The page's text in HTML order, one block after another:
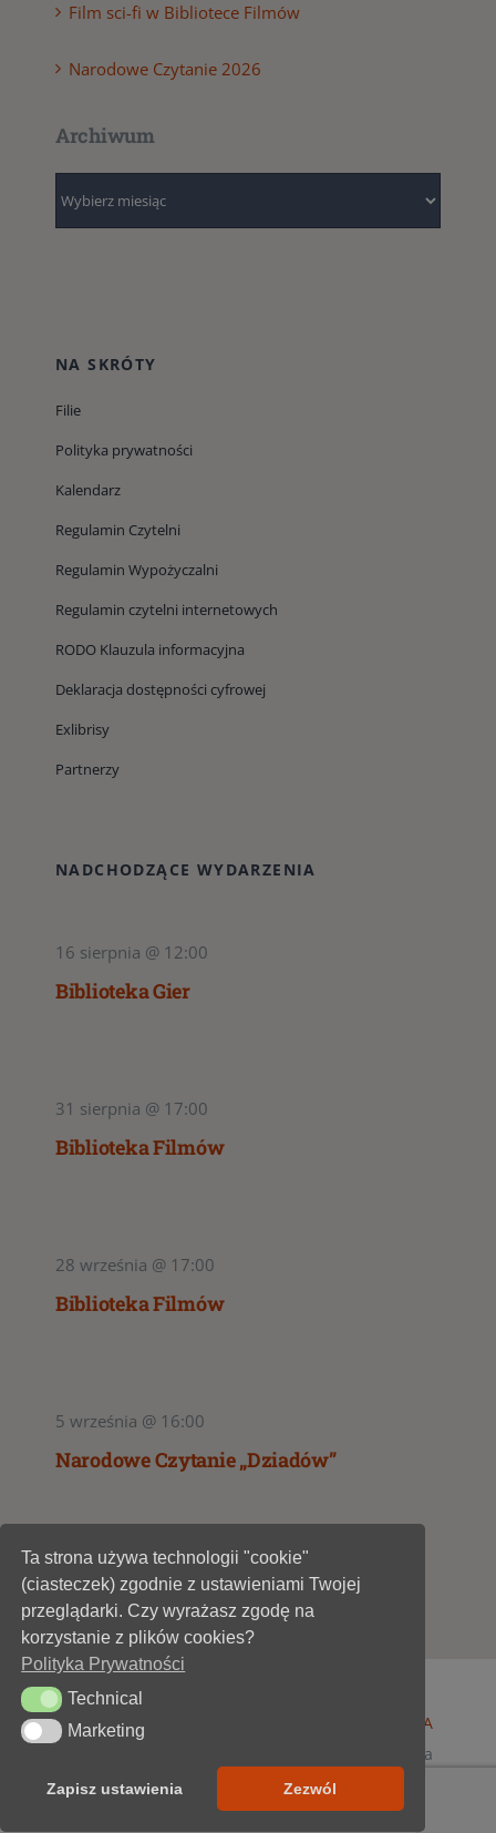
Film sci-fi w Bibliotece Filmów
Narodowe Czytanie 2026
Archiwum
NA SKRÓTY
Filie
Polityka prywatności
Kalendarz
Regulamin Czytelni
Regulamin Wypożyczalni
Regulamin czytelni internetowych
RODO Klauzula informacyjna
Deklaracja dostępności cyfrowej
Exlibrisy
Partnerzy
NADCHODZĄCE WYDARZENIA
16 sierpnia @ 12:00
Biblioteka Gier
31 sierpnia @ 17:00
Biblioteka Filmów
28 września @ 17:00
Biblioteka Filmów
5 września @ 16:00
Narodowe Czytanie „Dziadów”
1
© 1947 - 2026 •
Miejska Biblioteka Publiczna im. A
• wszelkie prawa
zastrzeżone • projekt i realizacjaSOKÓŁ-IT
Ta strona używa technologii "cookie"
(ciasteczek) zgodnie z ustawieniami Twojej
przeglądarki. Czy wyrażasz zgodę na
korzystanie z plików cookies?
Polityka Prywatności
TechnicalTechnical
MarketingMarketing
Zapisz ustawienia Zezwól